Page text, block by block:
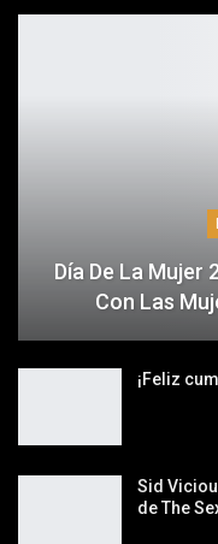
Día De La Mujer
Con Las
¡Feliz
Sid
de The